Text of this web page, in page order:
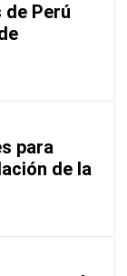
de Perú
para
de la